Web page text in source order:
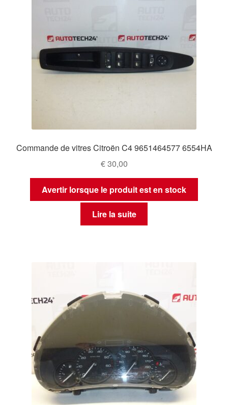
Commande de vitres Citroën C4 9651464577 6554HA
€30,00
Avertir lorsque le produit est en stock
Lire la suite